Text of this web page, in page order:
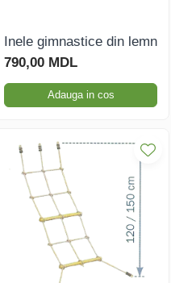
Inele gimnastice din lemn
790,00 MDL
Adauga in cos